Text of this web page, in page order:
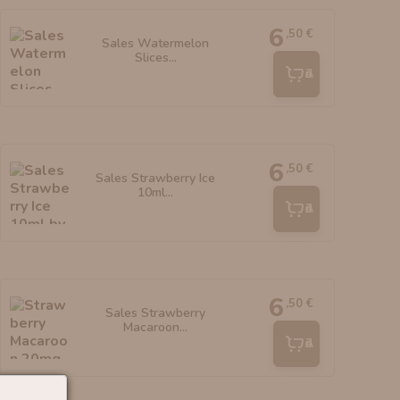
Sales Watermelon
Slices...
6 ,50 €
Añadir
Sales Strawberry Ice
10ml...
6 ,50 €
Añadir
Sales Strawberry
Macaroon...
6 ,50 €
Añadir